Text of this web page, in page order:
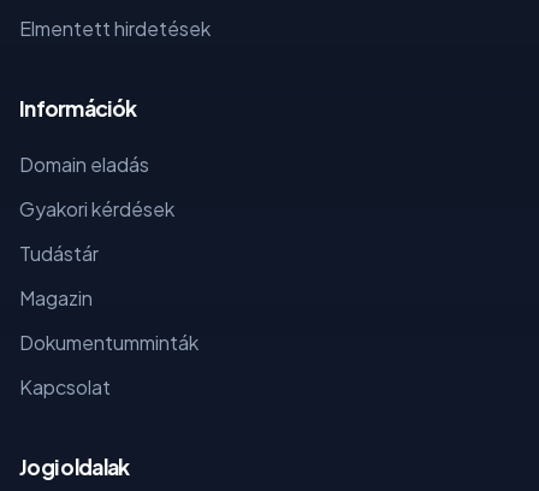
Elmentett hirdetések
Információk
Domain eladás
Gyakori kérdések
Tudástár
Magazin
Dokumentumminták
Kapcsolat
Jogi oldalak